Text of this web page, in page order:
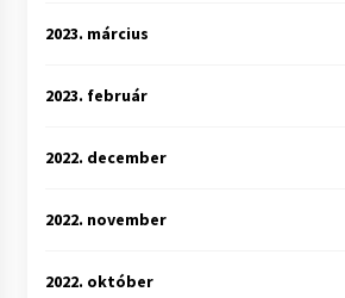
2023. március
2023. február
2022. december
2022. november
2022. október